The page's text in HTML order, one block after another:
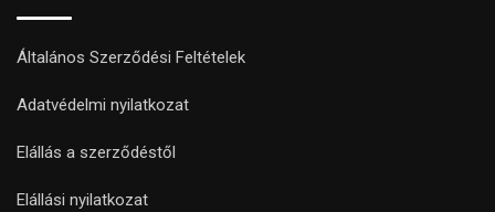
Általános Szerződési Feltételek
Adatvédelmi nyilatkozat
Elállás a szerződéstől
Elállási nyilatkozat